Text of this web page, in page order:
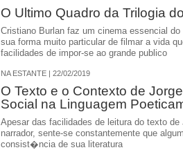
O Ultimo Quadro da Trilogia
Cristiano Burlan faz um cinema essencial
sua forma muito particular de filmar a vida
facilidades de impor-se ao grande publico
NA ESTANTE | 22/02/2019
O Texto e o Contexto de
Social na Linguagem
Apesar das facilidades de leitura do texto
narrador, sente-se constantemente que
consist�ncia de sua literatura